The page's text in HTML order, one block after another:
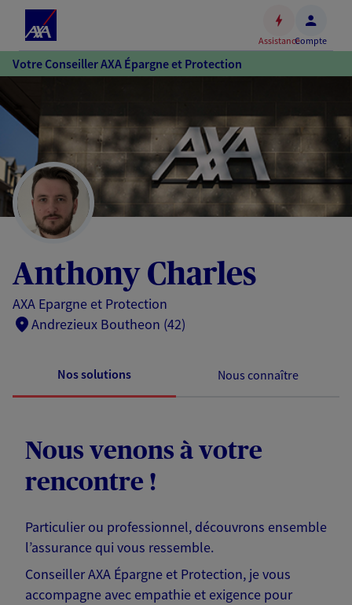
Accéder
au
Accéder
au
pied
de
page
AssistanceCompte
Votre Conseiller AXA Épargne et Protection
Anthony Charles
AXA Epargne et Protection
Andrezieux Boutheon (42)
Nos solutions Nous connaître
Nous venons à votre
rencontre !
Particulier ou professionnel, découvrons ensemble
l’assurance qui vous ressemble.
Conseiller AXA Épargne et Protection, je vous
accompagne avec empathie et exigence pour